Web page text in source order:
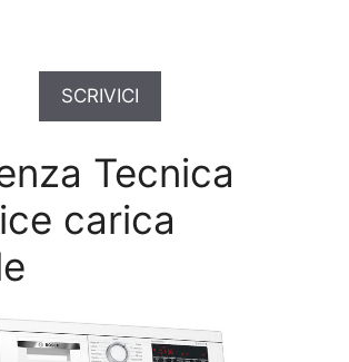
SCRIVICI
Tecnica
carica